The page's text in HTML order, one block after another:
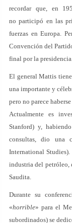
recordar que, en
no participó en las
fuerzas en Europa.
Convención del
final por la
El general Mattis
una importante y
pero no parece
Actualmente es
Stanford) y,
consultas, dio una
International
industria del petróleo,
Saudita.
Durante su
«horrible» para el
subordinados) se